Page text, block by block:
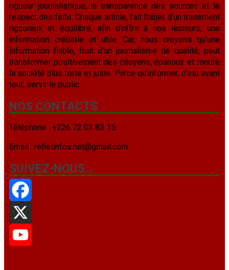
rigueur journalistique, la transparence des sources et le
respect des faits. Chaque article, fait l’objet d’un traitement
rigoureux et équilibré, afin d’offrir à nos lecteurs, une
information crédible et utile. Car, nous croyons qu’une
information fiable, fruit d’un journalisme de qualité, peut
transformer positivement des citoyens, épanouir et rendre
la société plus forte et juste. Parce qu’informer, c’est avant
tout, servir le public.
NOS CONTACTS
Téléphone : +226 72 03 83 15
Email : refletinfos.net@gmail.com
SUIVEZ-NOUS…
Facebook
X